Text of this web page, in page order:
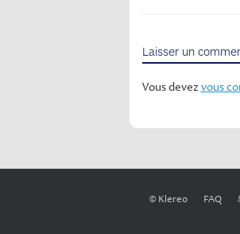
Laisser un
Vous devez vous
© Klereo FAQ